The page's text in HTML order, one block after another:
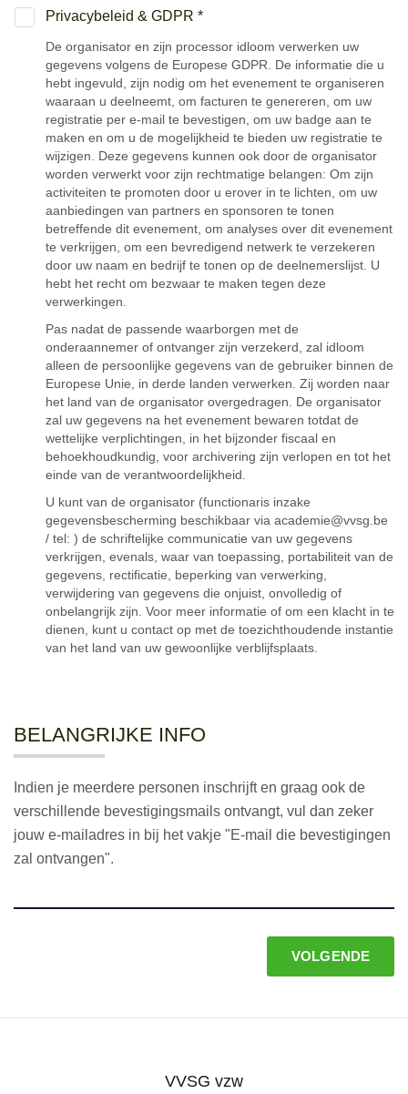
Privacybeleid & GDPR *
De organisator en zijn processor idloom verwerken uw
gegevens volgens de Europese GDPR. De informatie die u
hebt ingevuld, zijn nodig om het evenement te organiseren
waaraan u deelneemt, om facturen te genereren, om uw
registratie per e-mail te bevestigen, om uw badge aan te
maken en om u de mogelijkheid te bieden uw registratie te
wijzigen. Deze gegevens kunnen ook door de organisator
worden verwerkt voor zijn rechtmatige belangen: Om zijn
activiteiten te promoten door u erover in te lichten, om uw
aanbiedingen van partners en sponsoren te tonen
betreffende dit evenement, om analyses over dit evenement
te verkrijgen, om een bevredigend netwerk te verzekeren
door uw naam en bedrijf te tonen op de deelnemerslijst. U
hebt het recht om bezwaar te maken tegen deze
verwerkingen.
Pas nadat de passende waarborgen met de
onderaannemer of ontvanger zijn verzekerd, zal idloom
alleen de persoonlijke gegevens van de gebruiker binnen de
Europese Unie, in derde landen verwerken. Zij worden naar
het land van de organisator overgedragen. De organisator
zal uw gegevens na het evenement bewaren totdat de
wettelijke verplichtingen, in het bijzonder fiscaal en
behoekhoudkundig, voor archivering zijn verlopen en tot het
einde van de verantwoordelijkheid.
U kunt van de organisator (functionaris inzake
gegevensbescherming beschikbaar via academie@vvsg.be
/ tel: ) de schriftelijke communicatie van uw gegevens
verkrijgen, evenals, waar van toepassing, portabiliteit van de
gegevens, rectificatie, beperking van verwerking,
verwijdering van gegevens die onjuist, onvolledig of
onbelangrijk zijn. Voor meer informatie of om een klacht in te
dienen, kunt u contact op met de toezichthoudende instantie
van het land van uw gewoonlijke verblijfsplaats.
BELANGRIJKE INFO
Indien je meerdere personen inschrijft en graag ook de
verschillende bevestigingsmails ontvangt, vul dan zeker
jouw e-mailadres in bij het vakje "E-mail die bevestigingen
zal ontvangen".
VOLGENDE
VVSG vzw